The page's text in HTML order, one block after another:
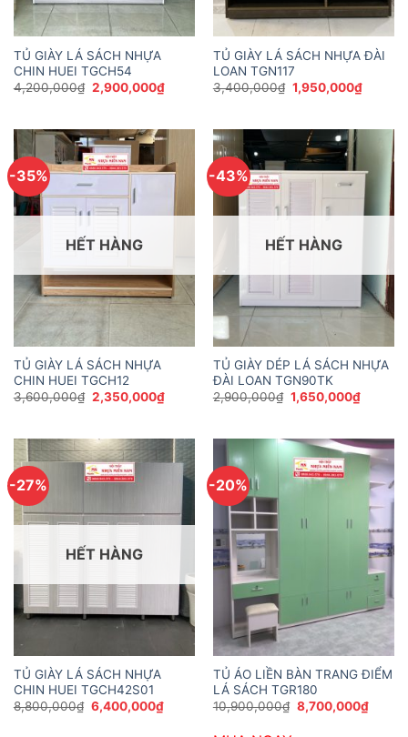
TỦ GIÀY LÁ SÁCH NHỰA
CHIN HUEI TGCH54
4,200,000₫ Giá
gốc
2,900,000₫Giá
hiện
2,900,000₫.
TỦ GIÀY LÁ SÁCH NHỰA ĐÀI
LOAN TGN117
3,400,000₫ Giá
gốc
1,950,000₫Giá
hiện
-35%
HẾT HÀNG
TỦ GIÀY LÁ SÁCH NHỰA
CHIN HUEI TGCH12
3,600,000₫ Giá
gốc
2,350,000₫Giá
hiện
2,350,000₫.
-43%
HẾT HÀNG
TỦ GIÀY DÉP LÁ SÁCH NHỰA
ĐÀI LOAN TGN90TK
2,900,000₫ Giá
gốc
1,650,000₫Giá
hiện
-27%
HẾT HÀNG
TỦ GIÀY LÁ SÁCH NHỰA
CHIN HUEI TGCH42S01
8,800,000₫ Giá
gốc
6,400,000₫Giá
hiện
-20%
TỦ ÁO LIỀN BÀN TRANG ĐIỂM
LÁ SÁCH TGR180
10,900,000₫ Giá
gốc
8,700,000₫Giá
hiện